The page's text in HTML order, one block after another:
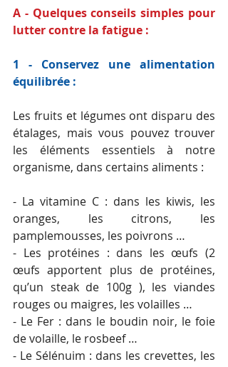
A - Quelques conseils simples pour
lutter contre la fatigue :
1 - Conservez une alimentation
équilibrée :
Les fruits et légumes ont disparu des
étalages, mais vous pouvez trouver
les éléments essentiels à notre
organisme, dans certains aliments :
- La vitamine C : dans les kiwis, les
oranges, les citrons, les
pamplemousses, les poivrons …
- Les protéines : dans les œufs (2
œufs apportent plus de protéines,
qu’un steak de 100g ), les viandes
rouges ou maigres, les volailles …
- Le Fer : dans le boudin noir, le foie
de volaille, le rosbeef …
- Le Sélénuim : dans les crevettes, les